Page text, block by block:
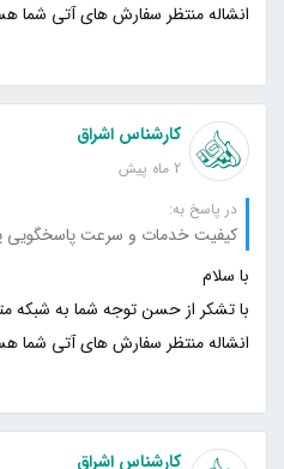
انشاله منتظر سفارش های آتی شما
کارشناس اشراق
2 ماه پیش
در پاسخ به:
کیفیت خدمات و سرعت پاسخگویی
انشاله منتظر سفارش های آتی شما
کارشناس اشراق